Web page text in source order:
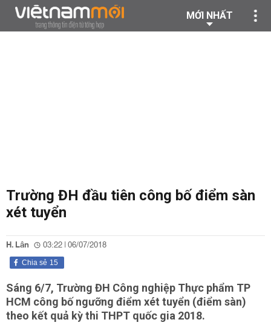
MỚI NHẤT
Trường ĐH đầu tiên công bố điểm sàn
xét tuyển
H. Lân 03:22 | 06/07/2018
15
Chia sẻ
Sáng 6/7, Trường ĐH Công nghiệp Thực phẩm TP
HCM công bố ngưỡng điểm xét tuyển (điểm sàn)
theo kết quả kỳ thi THPT quốc gia 2018.